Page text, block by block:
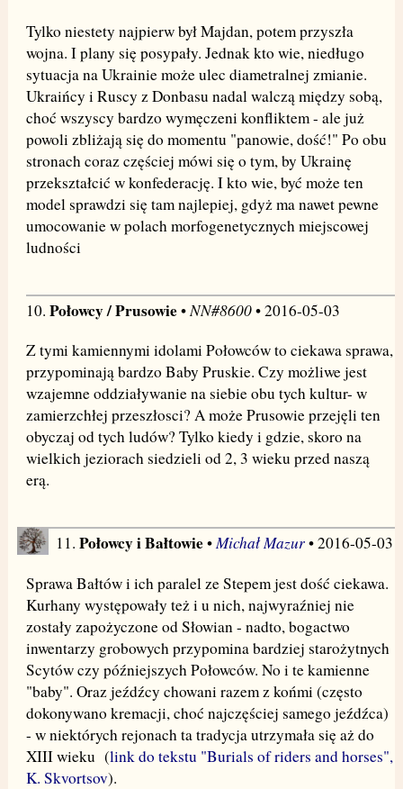
Tylko niestety najpierw był Majdan, potem przyszła
wojna. I plany się posypały. Jednak kto wie, niedługo
sytuacja na Ukrainie może ulec diametralnej zmianie.
Ukraińcy i Ruscy z Donbasu nadal walczą między sobą,
choć wszyscy bardzo wymęczeni konfliktem - ale już
powoli zbliżają się do momentu "panowie, dość!" Po obu
stronach coraz częściej mówi się o tym, by Ukrainę
przekształcić w konfederację. I kto wie, być może ten
model sprawdzi się tam najlepiej, gdyż ma nawet pewne
umocowanie w polach morfogenetycznych miejscowej
ludności
10. Połowcy / Prusowie•NN#8600• 2016-05-03
Z tymi kamiennymi idolami Połowców to ciekawa sprawa,
przypominają bardzo Baby Pruskie. Czy możliwe jest
wzajemne oddziaływanie na siebie obu tych kultur- w
zamierzchłej przeszłosci? A może Prusowie przejęli ten
obyczaj od tych ludów? Tylko kiedy i gdzie, skoro na
wielkich jeziorach siedzieli od 2, 3 wieku przed naszą
erą.
11. Połowcy i Bałtowie•Michał Mazur• 2016-05-03
Sprawa Bałtów i ich paralel ze Stepem jest dość ciekawa.
Kurhany występowały też i u nich, najwyraźniej nie
zostały zapożyczone od Słowian - nadto, bogactwo
inwentarzy grobowych przypomina bardziej starożytnych
Scytów czy późniejszych Połowców. No i te kamienne
"baby". Oraz jeźdźcy chowani razem z końmi (często
dokonywano kremacji, choć najczęściej samego jeźdźca)
- w niektórych rejonach ta tradycja utrzymała się aż do
XIII wieku (link do tekstu "Burials of riders and horses",
K. Skvortsov).